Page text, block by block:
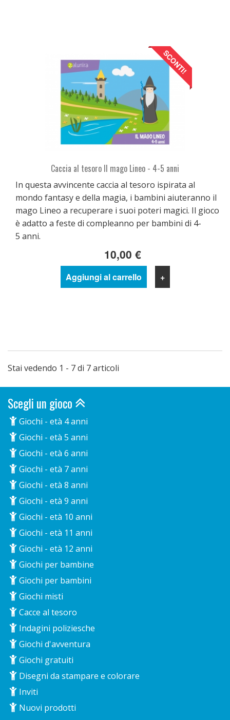
SCONTI!
Caccia al tesoro Il mago Lineo - 4-5 anni
In questa avvincente caccia al tesoro ispirata al
mondo fantasy e della magia, i bambini aiuteranno il
mago Lineo a recuperare i suoi poteri magici. Il gioco
è adatto a feste di compleanno per bambini di 4-
5 anni.
10,00 €
Aggiungi al carrello +
Stai vedendo 1 - 7 di 7 articoli
Scegli un gioco
Giochi - età 4 anni
Giochi - età 5 anni
Giochi - età 6 anni
Giochi - età 7 anni
Giochi - età 8 anni
Giochi - età 9 anni
Giochi - età 10 anni
Giochi - età 11 anni
Giochi - età 12 anni
Giochi per bambine
Giochi per bambini
Giochi misti
Cacce al tesoro
Indagini poliziesche
Giochi d'avventura
Giochi gratuiti
Disegni da stampare e colorare
Inviti
Nuovi prodotti